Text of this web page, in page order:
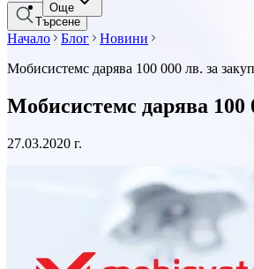
Още
Търсене
Начало Блог
Новини
Мобисистемс дарява 100 000 лв. за
Мобисистемс дарява 100
27.03.2020 г.